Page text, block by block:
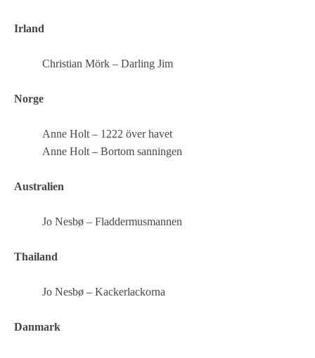
Irland
Christian Mörk – Darling Jim
Norge
Anne Holt – 1222 över havet
Anne Holt – Bortom sanningen
Australien
Jo Nesbø – Fladdermusmannen
Thailand
Jo Nesbø – Kackerlackorna
Danmark